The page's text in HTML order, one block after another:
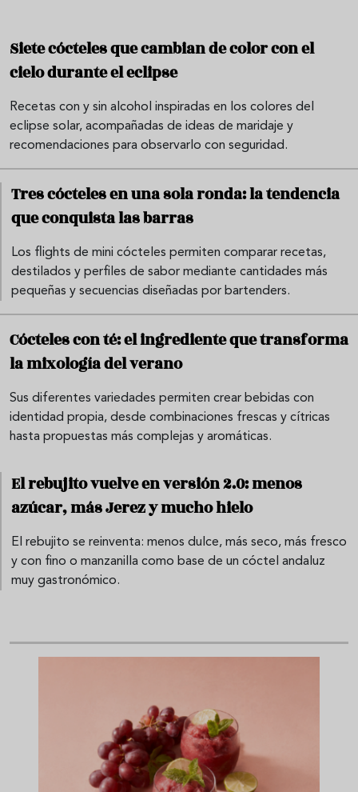
Siete cócteles que cambian de color con el
cielo durante el eclipse
Recetas con y sin alcohol inspiradas en los colores del
eclipse solar, acompañadas de ideas de maridaje y
recomendaciones para observarlo con seguridad.
Tres cócteles en una sola ronda: la tendencia
que conquista las barras
Los flights de mini cócteles permiten comparar recetas,
destilados y perfiles de sabor mediante cantidades más
pequeñas y secuencias diseñadas por bartenders.
Cócteles con té: el ingrediente que transforma
la mixología del verano
Sus diferentes variedades permiten crear bebidas con
identidad propia, desde combinaciones frescas y cítricas
hasta propuestas más complejas y aromáticas.
El rebujito vuelve en versión 2.0: menos
azúcar, más Jerez y mucho hielo
El rebujito se reinventa: menos dulce, más seco, más fresco
y con fino o manzanilla como base de un cóctel andaluz
muy gastronómico.